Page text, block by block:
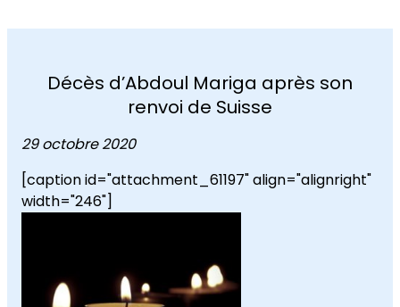
Décès d’Abdoul Mariga après son
renvoi de Suisse
29 octobre 2020
[caption id="attachment_61197" align="alignright"
width="246"]